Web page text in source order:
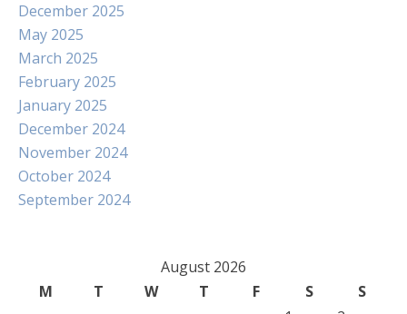
December 2025
May 2025
March 2025
February 2025
January 2025
December 2024
November 2024
October 2024
September 2024
August 2026
M
T W T F S
S